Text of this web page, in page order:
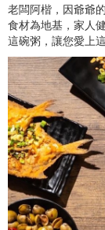
티
켓
구
매
사
이
트
老闆阿楷，因爺爺
食材為地基，家人
這碗粥，讓您愛上